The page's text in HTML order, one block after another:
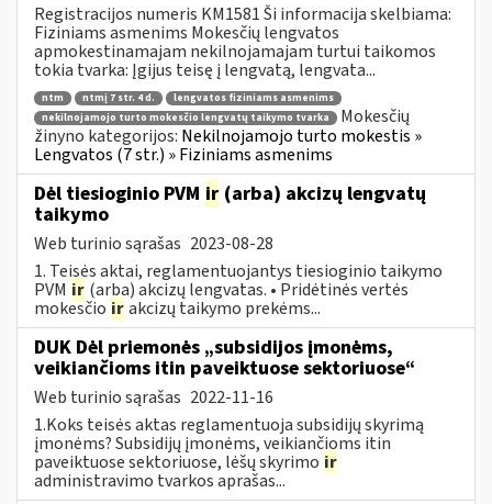
Registracijos numeris KM1581 Ši informacija skelbiama:
Fiziniams asmenims Mokesčių lengvatos
apmokestinamajam nekilnojamajam turtui taikomos
tokia tvarka: Įgijus teisę į lengvatą, lengvata...
ntm ntmį 7 str. 4 d.
lengvatos fiziniams asmenims
nekilnojamojo turto mokesčio lengvatų taikymo tvarka
Mokesčių
žinyno kategorijos: Nekilnojamojo turto mokestis »
Lengvatos (7 str.) » Fiziniams asmenims
Dėl tiesioginio PVM ir (arba) akcizų lengvatų
taikymo
Web turinio sąrašas 2023-08-28
1. Teisės aktai, reglamentuojantys tiesioginio taikymo
PVM ir (arba) akcizų lengvatas. • Pridėtinės vertės
mokesčio irakcizų taikymo prekėms...
DUK Dėl priemonės „subsidijos įmonėms,
veikiančioms itin paveiktuose sektoriuose“
Web turinio sąrašas 2022-11-16
1.Koks teisės aktas reglamentuoja subsidijų skyrimą
įmonėms? Subsidijų įmonėms, veikiančioms itin
paveiktuose sektoriuose, lėšų skyrimo ir
administravimo tvarkos aprašas...